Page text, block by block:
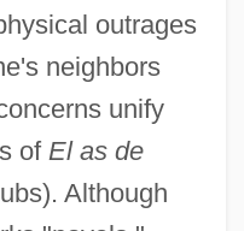
outrages
neighbors
unify
of El as de
Although